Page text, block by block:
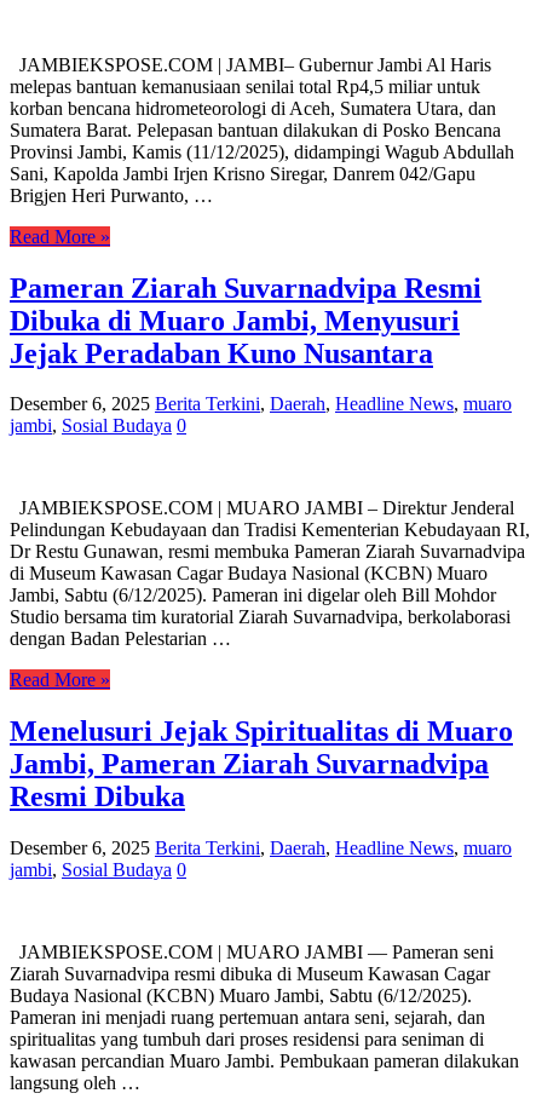
JAMBIEKSPOSE.COM | JAMBI– Gubernur Jambi Al Haris
melepas bantuan kemanusiaan senilai total Rp4,5 miliar untuk
korban bencana hidrometeorologi di Aceh, Sumatera Utara, dan
Sumatera Barat. Pelepasan bantuan dilakukan di Posko Bencana
Provinsi Jambi, Kamis (11/12/2025), didampingi Wagub Abdullah
Sani, Kapolda Jambi Irjen Krisno Siregar, Danrem 042/Gapu
Brigjen Heri Purwanto, …
Read More »
Pameran Ziarah Suvarnadvipa Resmi
Dibuka di Muaro Jambi, Menyusuri
Jejak Peradaban Kuno Nusantara
Desember 6, 2025 Berita Terkini, Daerah, Headline News, muaro
jambi, Sosial Budaya 0
JAMBIEKSPOSE.COM | MUARO JAMBI – Direktur Jenderal
Pelindungan Kebudayaan dan Tradisi Kementerian Kebudayaan RI,
Dr Restu Gunawan, resmi membuka Pameran Ziarah Suvarnadvipa
di Museum Kawasan Cagar Budaya Nasional (KCBN) Muaro
Jambi, Sabtu (6/12/2025). Pameran ini digelar oleh Bill Mohdor
Studio bersama tim kuratorial Ziarah Suvarnadvipa, berkolaborasi
dengan Badan Pelestarian …
Read More »
Menelusuri Jejak Spiritualitas di Muaro
Jambi, Pameran Ziarah Suvarnadvipa
Resmi Dibuka
Desember 6, 2025 Berita Terkini, Daerah, Headline News, muaro
jambi, Sosial Budaya 0
JAMBIEKSPOSE.COM | MUARO JAMBI — Pameran seni
Ziarah Suvarnadvipa resmi dibuka di Museum Kawasan Cagar
Budaya Nasional (KCBN) Muaro Jambi, Sabtu (6/12/2025).
Pameran ini menjadi ruang pertemuan antara seni, sejarah, dan
spiritualitas yang tumbuh dari proses residensi para seniman di
kawasan percandian Muaro Jambi. Pembukaan pameran dilakukan
langsung oleh …